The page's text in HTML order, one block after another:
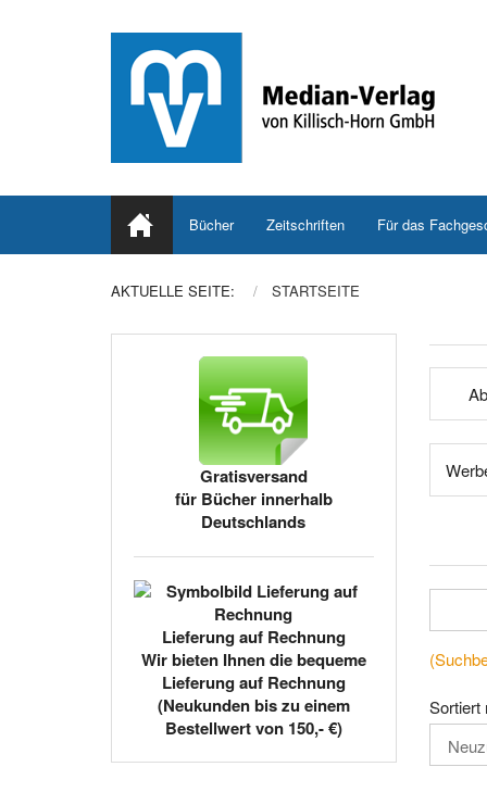
Bücher Zeitschriften Für das
AKTUELLE SEITE: STARTSEITE
Sortiert
Gratisversand
für Bücher innerhalb
Deutschlands
Lieferung auf Rechnung
Wir bieten Ihnen die bequeme
Lieferung auf Rechnung
(Neukunden bis zu einem
Bestellwert von 150,- €)